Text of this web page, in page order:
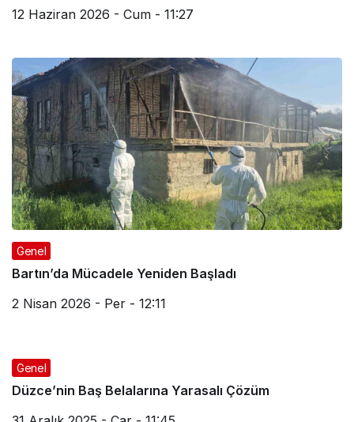
12 Haziran 2026 - Cum - 11:27
Genel
Bartın’da Mücadele Yeniden Başladı
2 Nisan 2026 - Per - 12:11
Genel
Düzce’nin Baş Belalarına Yarasalı Çözüm